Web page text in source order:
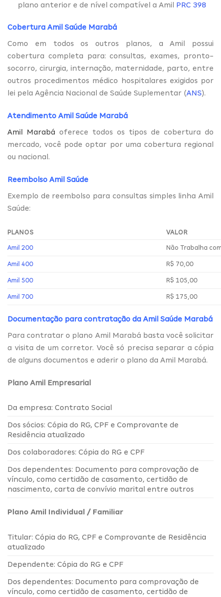
plano anterior e de nível compatível a Amil PRC 398
Cobertura Amil Saúde Marabá
Como em todos os outros planos, a Amil possui
cobertura completa para: consultas, exames, pronto-
socorro, cirurgia, internação, maternidade, parto, entre
outros procedimentos médico hospitalares exigidos por
lei pela Agência Nacional de Saúde Suplementar (ANS).
Atendimento Amil Saúde Marabá
Amil Marabá oferece todos os tipos de cobertura do
mercado, você pode optar por uma cobertura regional
ou nacional.
Reembolso Amil Saúde
Exemplo de reembolso para consultas simples linha Amil
Saúde:
PLANOS VALOR
Amil 200 Não Trabalha
Amil 400 R$ 70,00
Amil 500 R$ 105,00
Amil 700 R$ 175,00
Documentação para contratação da Amil Saúde Marabá
Para contratar o plano Amil Marabá basta você solicitar
a visita de um corretor. Você só precisa separar a cópia
de alguns documentos e aderir o plano da Amil Marabá.
Plano Amil Empresarial
Da empresa: Contrato Social
Dos sócios: Cópia do RG, CPF e Comprovante de
Residência atualizado
Dos colaboradores: Cópia do RG e CPF
Dos dependentes: Documento para comprovação de
vínculo, como certidão de casamento, certidão de
nascimento, carta de convívio marital entre outros
Plano Amil Individual / Familiar
Titular: Cópia do RG, CPF e Comprovante de Residência
atualizado
Dependente: Cópia do RG e CPF
Dos dependentes: Documento para comprovação de
vínculo, como certidão de casamento, certidão de